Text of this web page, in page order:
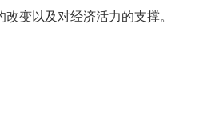
变以及对经济活力的支撑。